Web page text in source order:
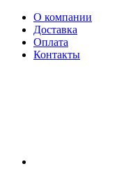
О компании
Доставка
Оплата
Контакты